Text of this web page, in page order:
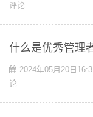
评论
什么是优秀管理
2024年05月20日
论